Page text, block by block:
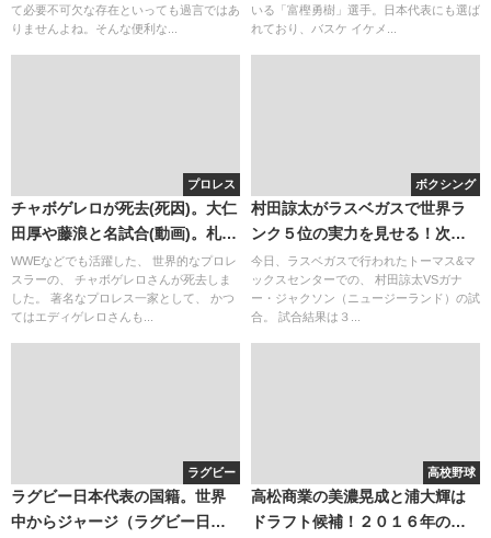
て必要不可欠な存在といっても過言ではあ
りませんよね。そんな便利な...
いる「富樫勇樹」選手。日本代表にも選ば
れており、バスケ イケメ...
プロレス
チャボゲレロが死去(死因)。大仁
田厚や藤浪と名試合(動画)。札幌
のカレーとの関係
WWEなどでも活躍した、 世界的なプロレ
スラーの、 チャボゲレロさんが死去しま
した。 著名なプロレス一家として、 かつ
てはエディゲレロさんも...
ボクシング
村田諒太がラスベガスで世界ラ
ンク５位の実力を見せる！次戦
はテレビで放送される？
今日、ラスベガスで行われたトーマス&マ
ックスセンターでの、 村田諒太VSガナ
ー・ジャクソン（ニュージーランド）の試
合。 試合結果は３...
ラグビー
ラグビー日本代表の国籍。世界
中からジャージ（ラグビー日本
高校野球
高松商業の美濃晃成と浦大輝は
ドラフト候補！２０１６年の春